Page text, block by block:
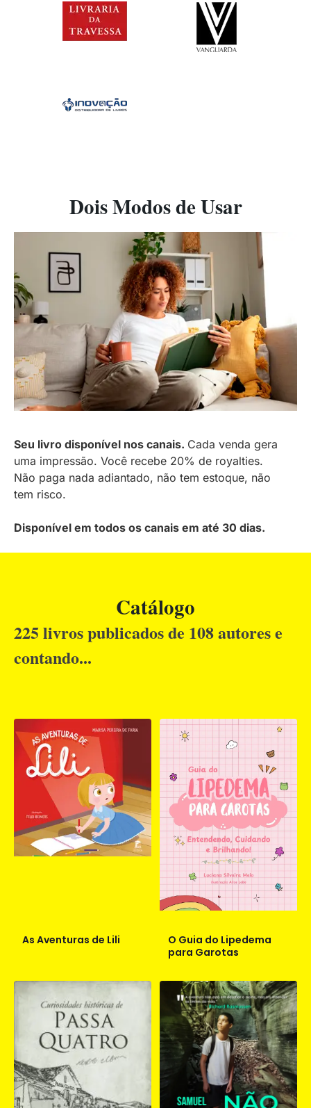
Dois Modos de Usar
Seu livro disponível nos canais. Cada venda gera
uma impressão. Você recebe 20% de royalties.
Não paga nada adiantado, não tem estoque, não
tem risco.
Disponível em todos os canais em até 30 dias.
Catálogo
225 livros publicados de 108 autores e
contando...
As Aventuras de Lili
O Guia do Lipedema
para Garotas